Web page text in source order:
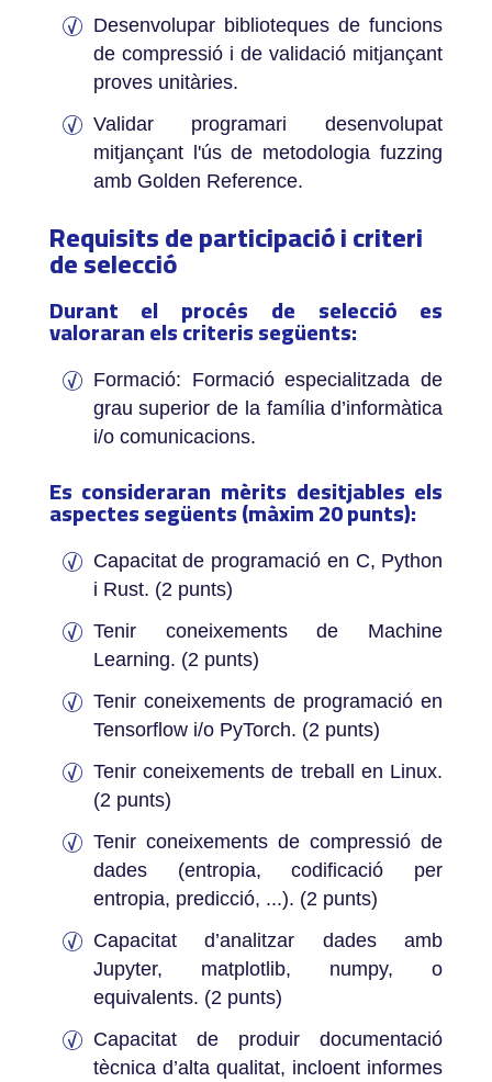
Desenvolupar biblioteques de funcions
de compressió i de validació mitjançant
proves unitàries.
Validar programari desenvolupat
mitjançant l'ús de metodologia fuzzing
amb Golden Reference.
Requisits de participació i criteri
de selecció
Durant el procés de selecció es
valoraran els criteris següents:
­Formació: Formació especialitzada de
grau superior de la família d’informàtica
i/o comunicacions.
Es consideraran mèrits desitjables els
aspectes següents (màxim 20 punts):
Capacitat de programació en C, Python
i Rust. (2 punts)
Tenir coneixements de Machine
Learning. (2 punts)
Tenir coneixements de programació en
Tensorflow i/o PyTorch. (2 punts)
Tenir coneixements de treball en Linux.
(2 punts)
Tenir coneixements de compressió de
dades (entropia, codificació per
entropia, predicció, ...). (2 punts)
Capacitat d’analitzar dades amb
Jupyter, matplotlib, numpy, o
equivalents. (2 punts)
Capacitat de produir documentació
tècnica d’alta qualitat, incloent informes